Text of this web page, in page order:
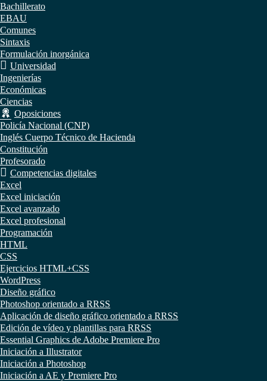
Bachillerato
EBAU
Comunes
Sintaxis
Formulación inorgánica
Universidad
Ingenierías
Económicas
Ciencias
Oposiciones
Policía Nacional (CNP)
Inglés Cuerpo Técnico de Hacienda
Constitución
Profesorado
Competencias digitales
Excel
Excel iniciación
Excel avanzado
Excel profesional
Programación
HTML
CSS
Ejercicios HTML+CSS
WordPress
Diseño gráfico
Photoshop orientado a RRSS
Aplicación de diseño gráfico orientado a RRSS
Edición de vídeo y plantillas para RRSS
Essential Graphics de Adobe Premiere Pro
Iniciación a Illustrator
Iniciación a Photoshop
Iniciación a AE y Premiere Pro